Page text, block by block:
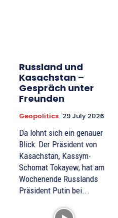
Russland und
Kasachstan –
Gespräch unter
Freunden
Geopolitics 29 July 2026
Da lohnt sich ein genauer
Blick: Der Präsident von
Kasachstan, Kassym-
Schomat Tokayew, hat am
Wochenende Russlands
Präsident Putin bei...